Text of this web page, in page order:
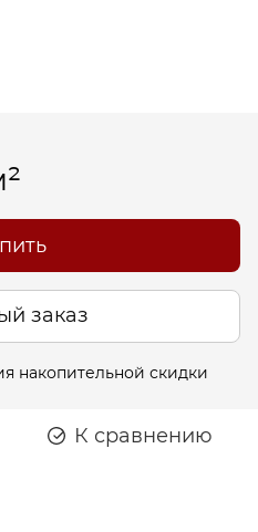
заказ
накопительной скидки
К сравнению